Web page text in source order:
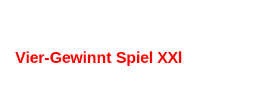
Vier-Gewinnt Spiel XXl